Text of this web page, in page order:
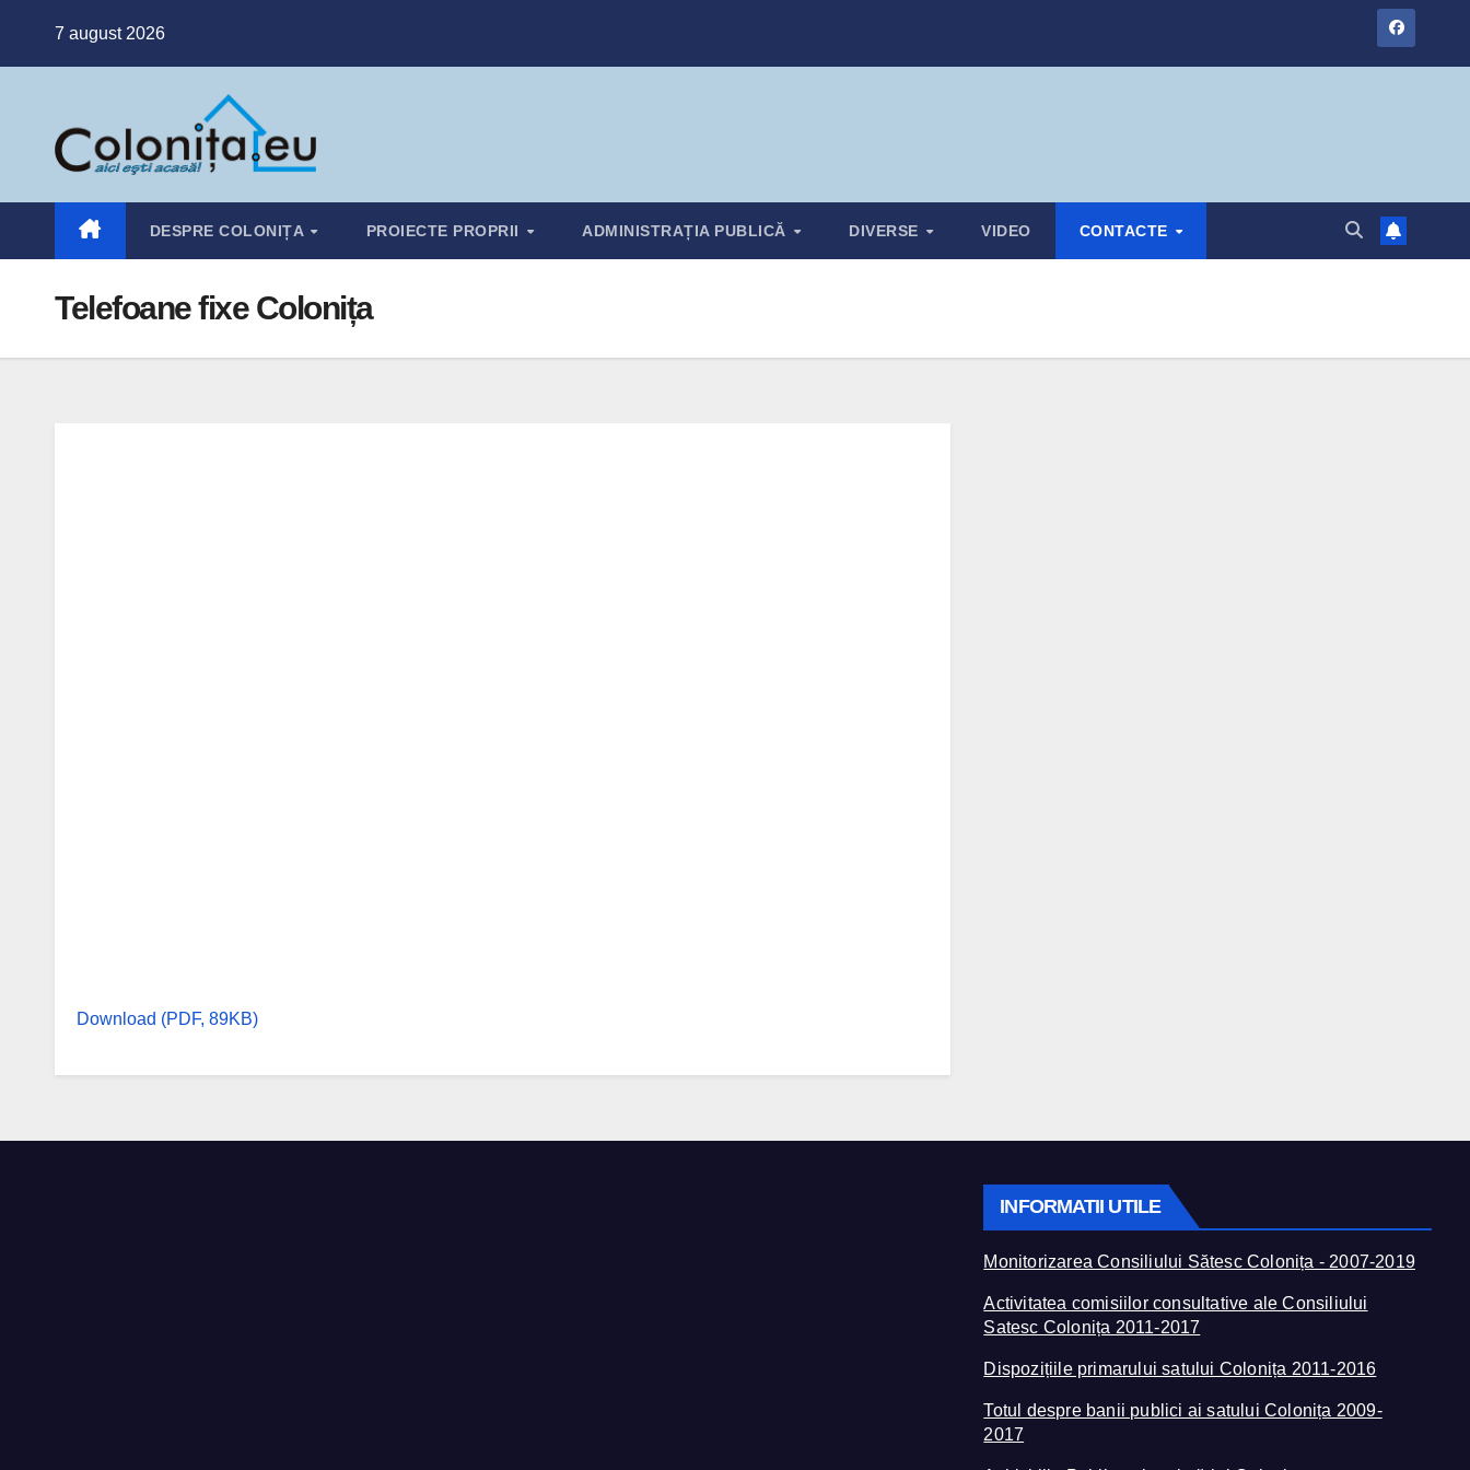
7 august 2026
DESPRE COLONIȚA PROIECTE PROPRII ADMINISTRAȚIA PUBLICĂ DIVERSE VIDEO CONTACTE
Telefoane fixe Colonița
Download (PDF, 89KB)
INFORMATII UTILE
Monitorizarea Consiliului Sătesc Colonița - 2007-2019
Activitatea comisiilor consultative ale Consiliului
Satesc Colonița 2011-2017
Dispozițiile primarului satului Colonița 2011-2016
Totul despre banii publici ai satului Colonița 2009-
2017